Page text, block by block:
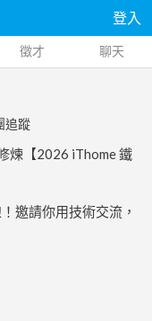
登入
徵才 聊天
追蹤
煉【2026 iThome 鐵
邀請你用技術交流，